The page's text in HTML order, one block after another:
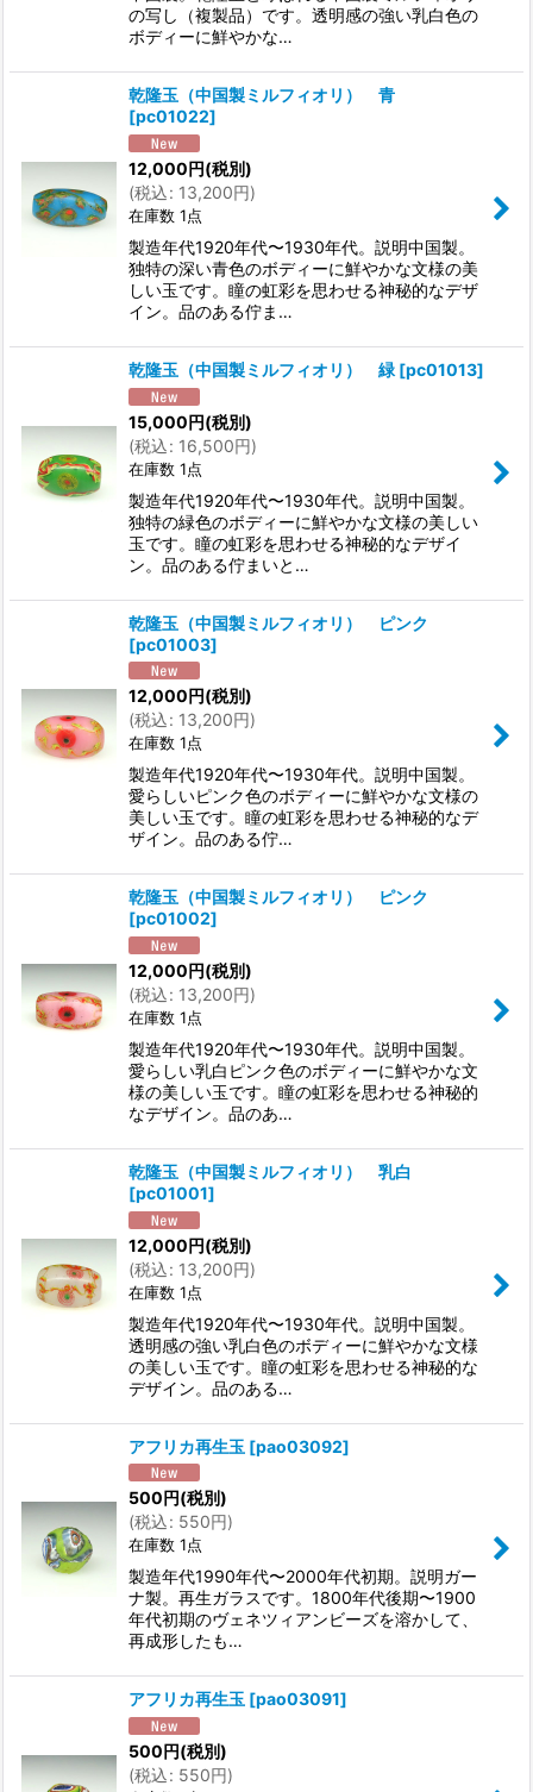
の写し（複製品）です。透明感の強い乳白色の
ボディーに鮮やかな…
乾隆玉（中国製ミルフィオリ） 青
[pc01022]
12,000円(税別)
(税込: 13,200円)
在庫数 1点
製造年代1920年代〜1930年代。説明中国製。
独特の深い青色のボディーに鮮やかな文様の美
しい玉です。瞳の虹彩を思わせる神秘的なデザ
イン。品のある佇ま…
乾隆玉（中国製ミルフィオリ） 緑 [pc01013]
15,000円(税別)
(税込: 16,500円)
在庫数 1点
製造年代1920年代〜1930年代。説明中国製。
独特の緑色のボディーに鮮やかな文様の美しい
玉です。瞳の虹彩を思わせる神秘的なデザイ
ン。品のある佇まいと…
乾隆玉（中国製ミルフィオリ） ピンク
[pc01003]
12,000円(税別)
(税込: 13,200円)
在庫数 1点
製造年代1920年代〜1930年代。説明中国製。
愛らしいピンク色のボディーに鮮やかな文様の
美しい玉です。瞳の虹彩を思わせる神秘的なデ
ザイン。品のある佇…
乾隆玉（中国製ミルフィオリ） ピンク
[pc01002]
12,000円(税別)
(税込: 13,200円)
在庫数 1点
製造年代1920年代〜1930年代。説明中国製。
愛らしい乳白ピンク色のボディーに鮮やかな文
様の美しい玉です。瞳の虹彩を思わせる神秘的
なデザイン。品のあ…
乾隆玉（中国製ミルフィオリ） 乳白
[pc01001]
12,000円(税別)
(税込: 13,200円)
在庫数 1点
製造年代1920年代〜1930年代。説明中国製。
透明感の強い乳白色のボディーに鮮やかな文様
の美しい玉です。瞳の虹彩を思わせる神秘的な
デザイン。品のある…
アフリカ再生玉 [pao03092]
500円(税別)
(税込: 550円)
在庫数 1点
製造年代1990年代〜2000年代初期。説明ガー
ナ製。再生ガラスです。1800年代後期〜1900
年代初期のヴェネツィアンビーズを溶かして、
再成形したも…
アフリカ再生玉 [pao03091]
500円(税別)
(税込: 550円)